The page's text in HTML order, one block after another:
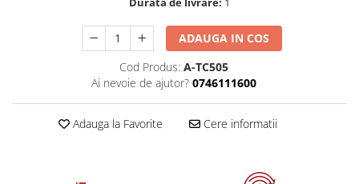
ADAUGA IN COS
Cod Produs: A-TC505
Ai nevoie de ajutor? 0746111600
Adauga la Favorite Cere informatii